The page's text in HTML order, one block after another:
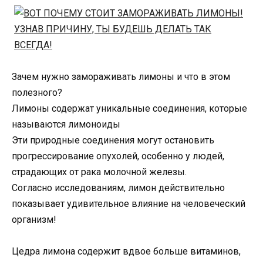
Зачем нужно замораживать лимоны и что в этом
полезного?
Лимоны содержат уникальные соединения, которые
называются лимоноиды
Эти природные соединения могут остановить
прогрессирование опухолей, особенно у людей,
страдающих от рака молочной железы.
Согласно исследованиям, лимон действительно
показывает удивительное влияние на человеческий
организм!
Цедра лимона содержит вдвое больше витаминов,